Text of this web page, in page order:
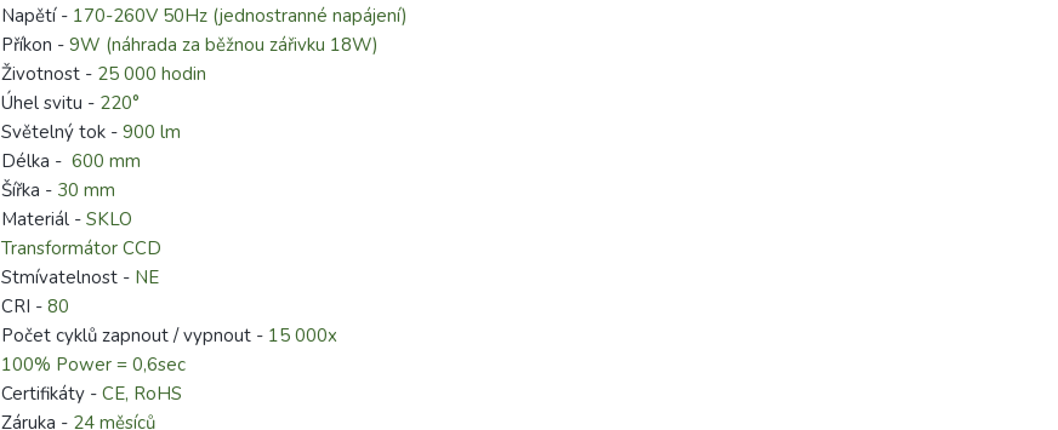
Napětí - 170-260V 50Hz (jednostranné napájení)
Příkon - 9W (náhrada za běžnou zářivku 18W)
Životnost - 25 000 hodin
Úhel svitu - 220°
Světelný tok - 900 lm
Délka - 600 mm
Šířka - 30 mm
Materiál - SKLO
Transformátor CCD
Stmívatelnost - NE
CRI - 80
Počet cyklů zapnout / vypnout - 15 000x
100% Power = 0,6sec
Certifikáty - CE, RoHS
Záruka - 24 měsíců